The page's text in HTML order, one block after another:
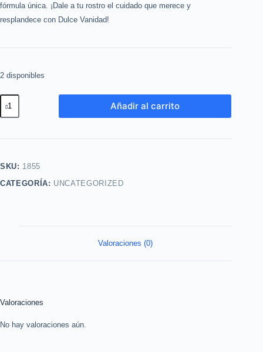
fórmula única. ¡Dale a tu rostro el cuidado que merece y
resplandece con Dulce Vanidad!
2 disponibles
Limpiador
en
120ml
Yanbal
Añadir al carrito
SKU: 1855
CATEGORÍA: UNCATEGORIZED
Valoraciones (0)
Valoraciones
No hay valoraciones aún.